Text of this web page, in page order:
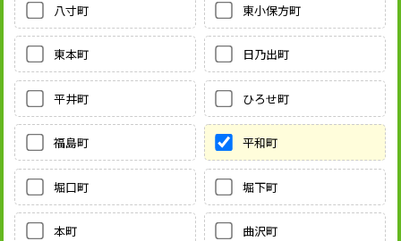
八寸町 東小保方町
東本町 日乃出町
平井町 ひろせ町
福島町 平和町
堀口町 堀下町
本町 曲沢町